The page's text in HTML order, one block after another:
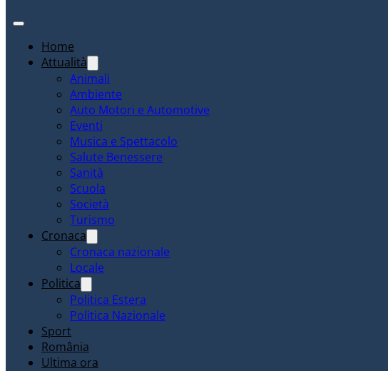
Home
Attualità
Animali
Ambiente
Auto Motori e Automotive
Eventi
Musica e Spettacolo
Salute Benessere
Sanità
Scuola
Società
Turismo
Cronaca
Cronaca nazionale
Locale
Politica
Politica Estera
Politica Nazionale
Sport
România
Ultima ora